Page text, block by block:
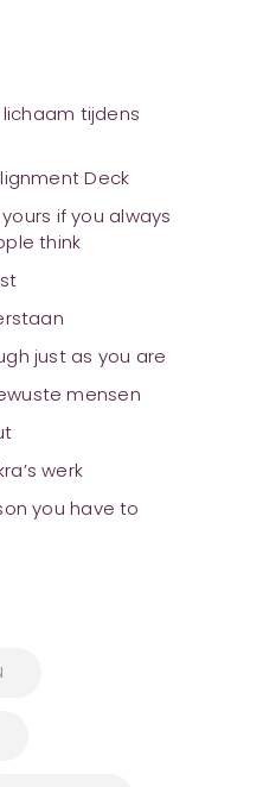
tijdens
Deck
if you always
think
just as you are
mensen
werk
you have to